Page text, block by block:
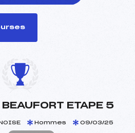
BEAUFORT ETAPE 5
Hommes 09/03/25